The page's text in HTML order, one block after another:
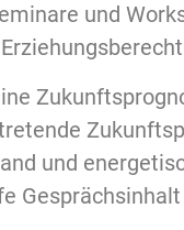
und
und